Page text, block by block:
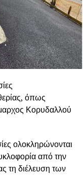
όπως
Κορυδαλλού
ολοκληρώνονται
από την
τη διέλευση των